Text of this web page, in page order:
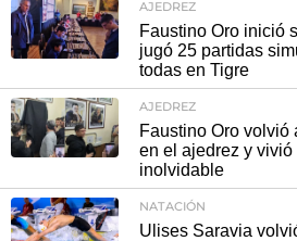
AJEDREZ
Faustino Oro inició
jugó 25 partidas
todas en Tigre
AJEDREZ
Faustino Oro
en el ajedrez y vivió
inolvidable
NATACIÓN
Ulises Saravia